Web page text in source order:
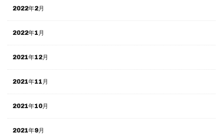
2022年2月
2022年1月
2021年12月
2021年11月
2021年10月
2021年9月